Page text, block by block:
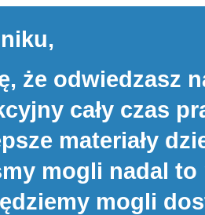
że odwiedzasz
cały czas
materiały
mogli nadal
mogli